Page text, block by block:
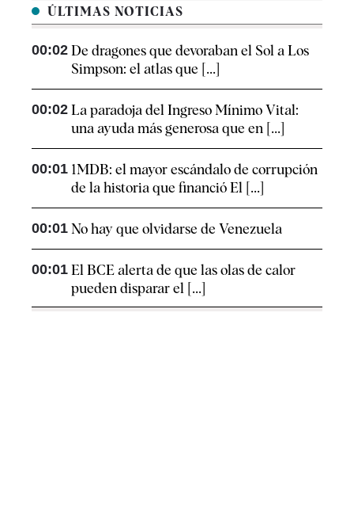
ÚLTIMAS NOTICIAS
00:02 De dragones que devoraban el Sol a Los
Simpson: el atlas que [...]
00:02 La paradoja del Ingreso Mínimo Vital:
una ayuda más generosa que en [...]
00:01 1MDB: el mayor escándalo de corrupción
de la historia que financió El [...]
00:01 No hay que olvidarse de Venezuela
00:01 El BCE alerta de que las olas de calor
pueden disparar el [...]